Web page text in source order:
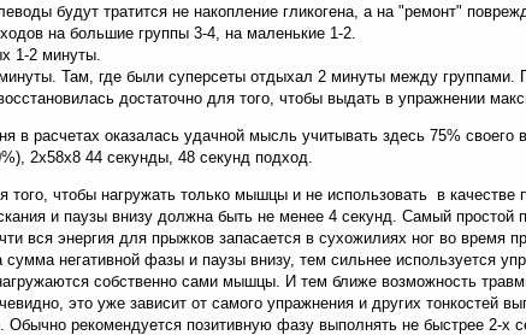
будут тратится не накопление гликогена, а на "ремонт"
на большие группы 3-4, на маленькие 1-2.
1-2 минуты.
Там, где были суперсеты отдыхал 2 минуты между
достаточно для того, чтобы выдать в упражнении
в расчетах оказалась удачной мысль учитывать здесь 75% своего
2х58х8 44 секунды, 48 секунд подход.
того, чтобы нагружать только мышцы и не использовать в качестве
и паузы внизу должна быть не менее 4 секунд. Самый простой
вся энергия для прыжков запасается в сухожилиях ног во время
негативной фазы и паузы внизу, тем сильнее используется
собственно сами мышцы. И тем ближе возможность
это уже зависит от самого упражнения и других тонкостей
Обычно рекомендуется позитивную фазу выполнять не быстрее 2-х